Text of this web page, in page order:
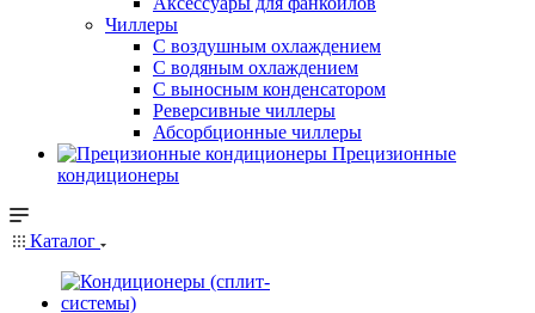
Чиллеры
С воздушным охлаждением
С водяным охлаждением
С выносным конденсатором
Реверсивные чиллеры
Абсорбционные чиллеры
Прецизионные
кондиционеры
Каталог